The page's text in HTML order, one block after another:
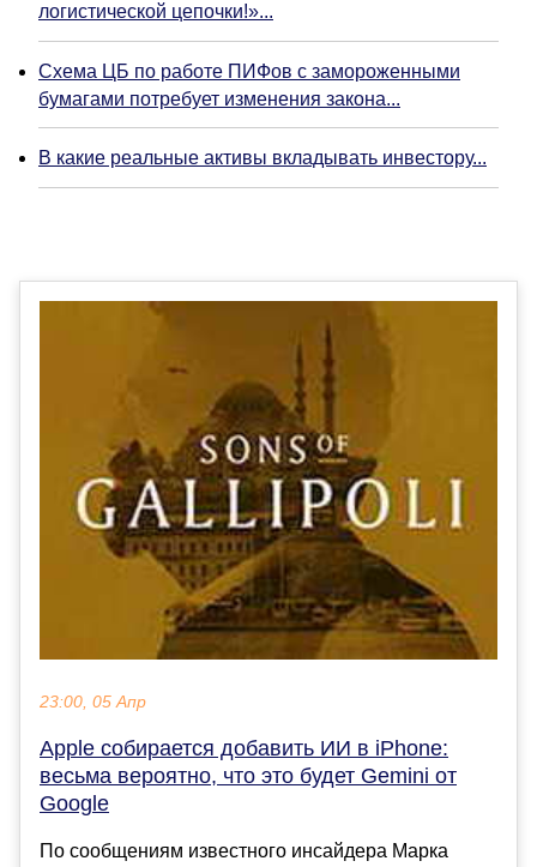
логистической цепочки!»...
Схема ЦБ по работе ПИФов с замороженными
бумагами потребует изменения закона...
В какие реальные активы вкладывать инвестору...
23:00, 05 Апр
Apple собирается добавить ИИ в iPhone:
весьма вероятно, что это будет Gemini от
Google
По сообщениям известного инсайдера Марка